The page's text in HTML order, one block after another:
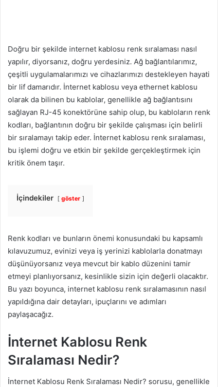
Doğru bir şekilde internet kablosu renk sıralaması nasıl
yapılır, diyorsanız, doğru yerdesiniz. Ağ bağlantılarımız,
çeşitli uygulamalarımızı ve cihazlarımızı destekleyen hayati
bir lif damarıdır. İnternet kablosu veya ethernet kablosu
olarak da bilinen bu kablolar, genellikle ağ bağlantısını
sağlayan RJ-45 konektörüne sahip olup, bu kabloların renk
kodları, bağlantının doğru bir şekilde çalışması için belirli
bir sıralamayı takip eder. İnternet kablosu renk sıralaması,
bu işlemi doğru ve etkin bir şekilde gerçekleştirmek için
kritik önem taşır.
İçindekiler göster
Renk kodları ve bunların önemi konusundaki bu kapsamlı
kılavuzumuz, evinizi veya iş yerinizi kablolarla donatmayı
düşünüyorsanız veya mevcut bir kablo düzenini tamir
etmeyi planlıyorsanız, kesinlikle sizin için değerli olacaktır.
Bu yazı boyunca, internet kablosu renk sıralamasının nasıl
yapıldığına dair detayları, ipuçlarını ve adımları
paylaşacağız.
İnternet Kablosu Renk
Sıralaması Nedir?
İnternet Kablosu Renk Sıralaması Nedir? sorusu, genellikle